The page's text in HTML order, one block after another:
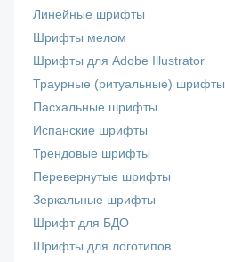
Линейные шрифты
Шрифты мелом
Шрифты для Adobe Illustrator
Траурные (ритуальные) шрифты
Пасхальные шрифты
Испанские шрифты
Трендовые шрифты
Перевернутые шрифты
Зеркальные шрифты
Шрифт для БДО
Шрифты для логотипов